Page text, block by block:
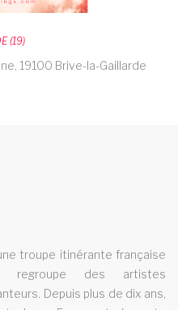
(19)
19100 Brive-la-Gaillarde
deplace dans la region
dans la ville de montelimar
troupe itinérante française
regroupe des artistes
Depuis plus de dix ans,